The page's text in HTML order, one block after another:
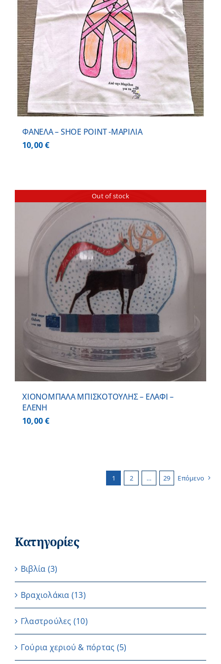
ΦΑΝΕΛΑ – SHOE POINT -ΜΑΡΙΛΙΑ
10,00€
Out of stock
ΧΙΟΝΟΜΠΑΛΑ ΜΠΙΣΚΟΤΟΥΛΗΣ – ΕΛΑΦΙ –
ΕΛΕΝΗ
10,00€
1 2 … 29 Επόμενο
Κατηγορίες
Βιβλία (3)
Βραχιολάκια (13)
Γλαστρούλες (10)
Γούρια χεριού & πόρτας (5)